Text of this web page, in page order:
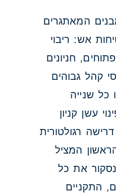
המאתגרים
אש: ריבוי
חניונים
קהל גבוהים
כל שנייה
עשן קניון
רגולטורית
המציל
את כל
התקניים